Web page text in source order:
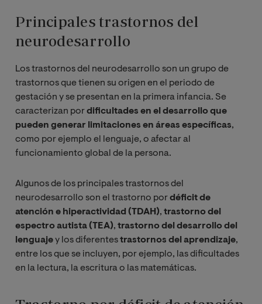
Principales trastornos del
neurodesarrollo
Los trastornos del neurodesarrollo son un grupo de
trastornos que tienen su origen en el periodo de
gestación y se presentan en la primera infancia. Se
caracterizan pordificultades en el desarrollo que
pueden generar limitaciones en áreas específicas,
como por ejemplo el lenguaje, o afectar al
funcionamiento global de la persona.
Algunos de los principales trastornos del
neurodesarrollo son el trastorno pordéficit de
atención e hiperactividad (TDAH), trastorno del
espectro autista (TEA), trastorno del desarrollo del
lenguajey los diferentestrastornos del aprendizaje,
entre los que se incluyen, por ejemplo, las dificultades
en la lectura, la escritura o las matemáticas.